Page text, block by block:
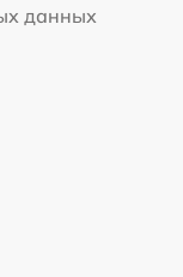
данных